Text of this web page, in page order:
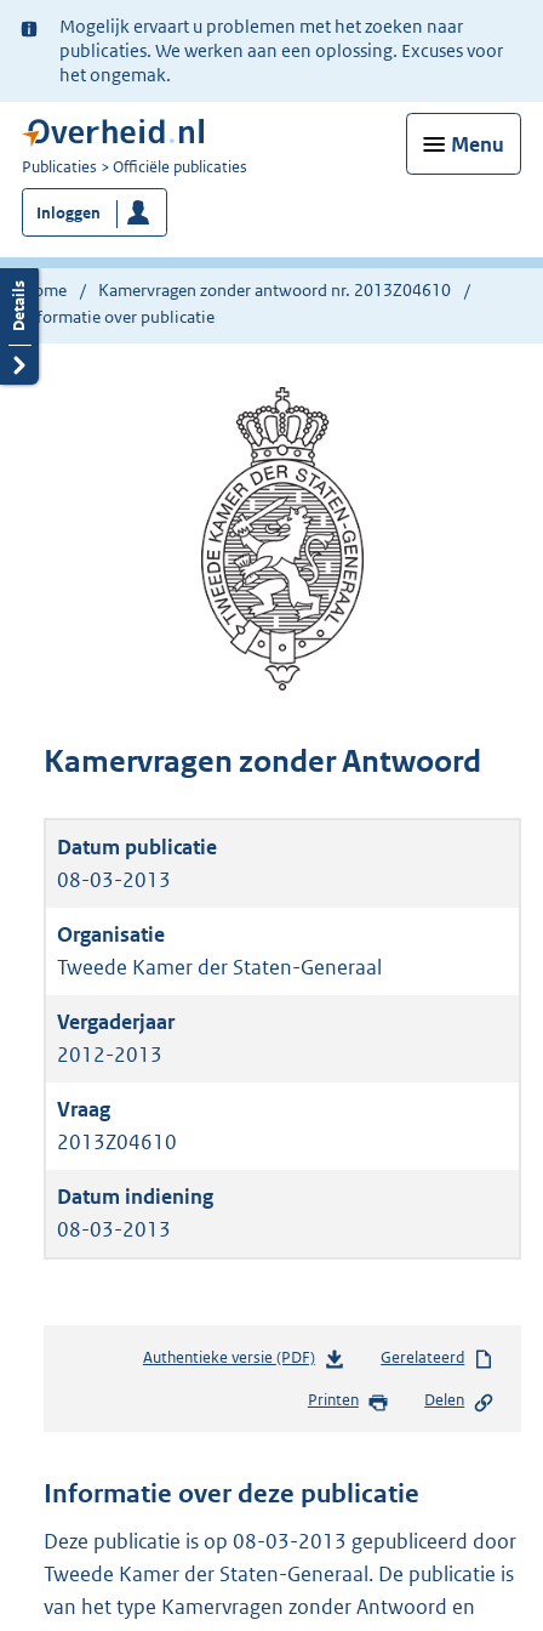
Ter
informatie:
Mogelijk ervaart u problemen met het zoeken naar
publicaties. We werken aan een oplossing. Excuses voor
het ongemak.
Menu
U
bent
nu
hier:
Publicaties Officiële publicaties
Inloggen
Home
Kamervragen zonder antwoord nr. 2013Z04610
Informatie over publicatie
Kamervragen zonder Antwoord
08-03-2013
Tweede Kamer der Staten-Generaal
2012-2013
2013Z04610
08-03-2013
Authentieke versie (PDF)b
s
n
s
r
o
Gerelateerd
Printen Delen
Informatie over deze publicatie
Deze publicatie is op 08-03-2013 gepubliceerd door
Tweede Kamer der Staten-Generaal. De publicatie is
van het type Kamervragen zonder Antwoord en